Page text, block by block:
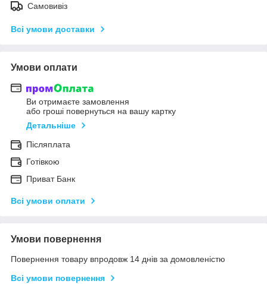
Самовивіз
Всі умови доставки
Умови оплати
Ви отримаєте замовлення
або гроші повернуться на вашу картку
Детальніше
Післяплата
Готівкою
Приват Банк
Всі умови оплати
Умови повернення
Повернення товару впродовж 14 днів за домовленістю
Всі умови повернення